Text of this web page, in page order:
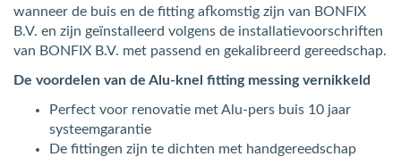
wanneer de buis en de fitting afkomstig zijn van BONFIX
B.V. en zijn geïnstalleerd volgens de installatievoorschriften
van BONFIX B.V. met passend en gekalibreerd gereedschap.
De voordelen van de Alu-knel fitting messing vernikkeld
Perfect voor renovatie met Alu-pers buis 10 jaar
systeemgarantie
De fittingen zijn te dichten met handgereedschap